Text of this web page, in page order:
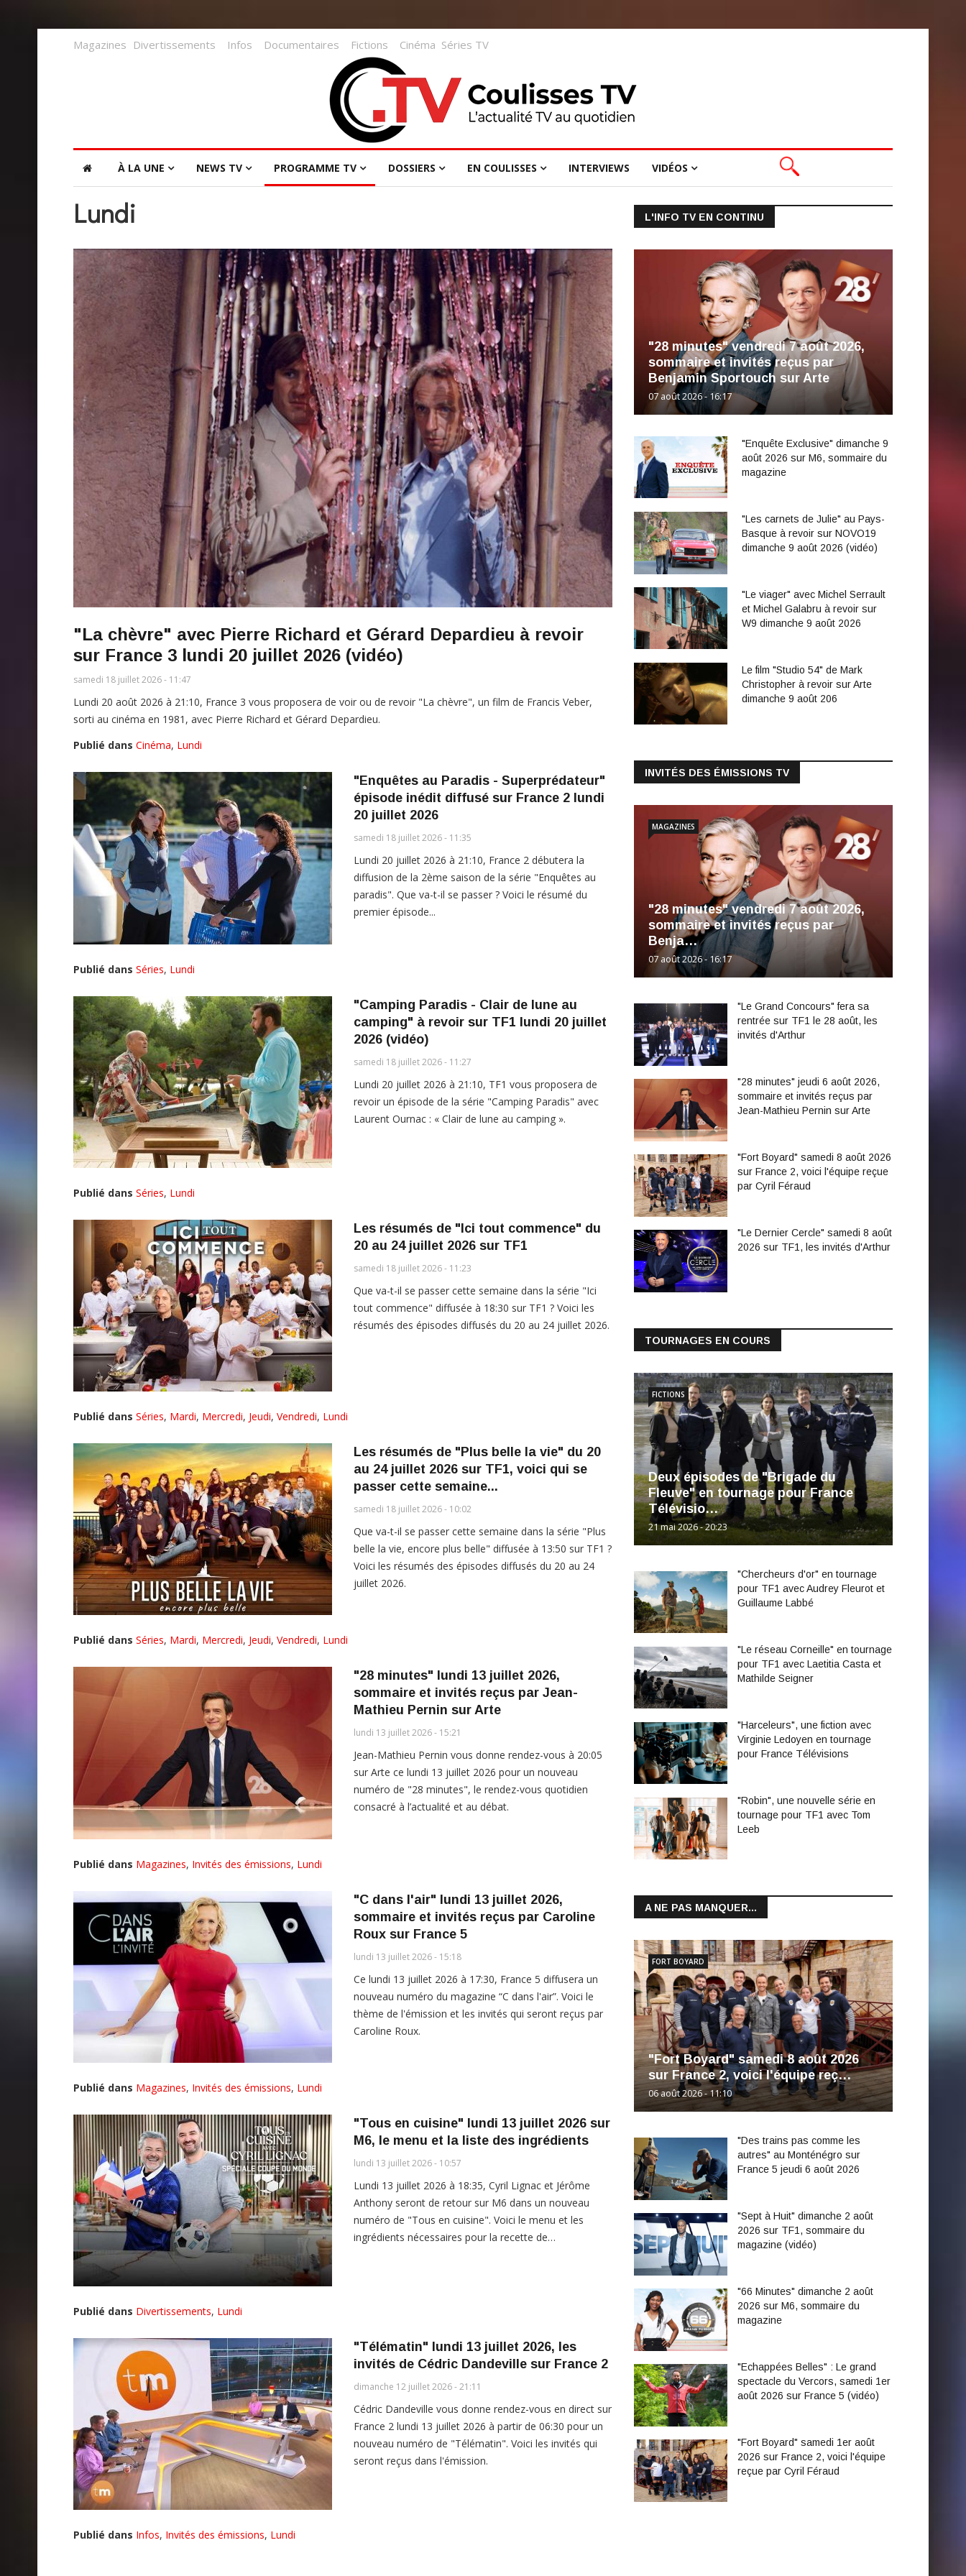
Magazines Divertissements Infos Documentaires Fictions Cinéma Séries TV
À LA UNE NEWS TV PROGRAMME TV DOSSIERS EN COULISSES INTERVIEWS VIDÉOS
Lundi
"La chèvre" avec Pierre Richard et Gérard Depardieu à revoir
sur France 3 lundi 20 juillet 2026 (vidéo)
samedi 18 juillet 2026 - 11:47
Lundi 20 août 2026 à 21:10, France 3 vous proposera de voir ou de revoir "La chèvre", un film de Francis Veber,
sorti au cinéma en 1981, avec Pierre Richard et Gérard Depardieu.
Publié dans Cinéma, Lundi
"Enquêtes au Paradis - Superprédateur"
épisode inédit diffusé sur France 2 lundi
20 juillet 2026
samedi 18 juillet 2026 - 11:35
Lundi 20 juillet 2026 à 21:10, France 2 débutera la
diffusion de la 2ème saison de la série "Enquêtes au
paradis". Que va-t-il se passer ? Voici le résumé du
premier épisode...
Publié dans Séries, Lundi
"Camping Paradis - Clair de lune au
camping" à revoir sur TF1 lundi 20 juillet
2026 (vidéo)
samedi 18 juillet 2026 - 11:27
Lundi 20 juillet 2026 à 21:10, TF1 vous proposera de
revoir un épisode de la série "Camping Paradis" avec
Laurent Ournac : « Clair de lune au camping ».
Publié dans Séries, Lundi
Les résumés de "Ici tout commence" du
20 au 24 juillet 2026 sur TF1
samedi 18 juillet 2026 - 11:23
Que va-t-il se passer cette semaine dans la série "Ici
tout commence" diffusée à 18:30 sur TF1 ? Voici les
résumés des épisodes diffusés du 20 au 24 juillet 2026.
Publié dans Séries, Mardi, Mercredi, Jeudi, Vendredi, Lundi
Les résumés de "Plus belle la vie" du 20
au 24 juillet 2026 sur TF1, voici qui se
passer cette semaine...
samedi 18 juillet 2026 - 10:02
Que va-t-il se passer cette semaine dans la série "Plus
belle la vie, encore plus belle" diffusée à 13:50 sur TF1 ?
Voici les résumés des épisodes diffusés du 20 au 24
juillet 2026.
Publié dans Séries, Mardi, Mercredi, Jeudi, Vendredi, Lundi
"28 minutes" lundi 13 juillet 2026,
sommaire et invités reçus par Jean-
Mathieu Pernin sur Arte
lundi 13 juillet 2026 - 15:21
Jean-Mathieu Pernin vous donne rendez-vous à 20:05
sur Arte ce lundi 13 juillet 2026 pour un nouveau
numéro de "28 minutes", le rendez-vous quotidien
consacré à l’actualité et au débat.
Publié dans Magazines, Invités des émissions, Lundi
"C dans l'air" lundi 13 juillet 2026,
sommaire et invités reçus par Caroline
Roux sur France 5
lundi 13 juillet 2026 - 15:18
Ce lundi 13 juillet 2026 à 17:30, France 5 diffusera un
nouveau numéro du magazine “C dans l'air”. Voici le
thème de l'émission et les invités qui seront reçus par
Caroline Roux.
Publié dans Magazines, Invités des émissions, Lundi
"Tous en cuisine" lundi 13 juillet 2026 sur
M6, le menu et la liste des ingrédients
lundi 13 juillet 2026 - 10:57
Lundi 13 juillet 2026 à 18:35, Cyril Lignac et Jérôme
Anthony seront de retour sur M6 dans un nouveau
numéro de "Tous en cuisine". Voici le menu et les
ingrédients nécessaires pour la recette de…
Publié dans Divertissements, Lundi
"Télématin" lundi 13 juillet 2026, les
invités de Cédric Dandeville sur France 2
dimanche 12 juillet 2026 - 21:11
Cédric Dandeville vous donne rendez-vous en direct sur
France 2 lundi 13 juillet 2026 à partir de 06:30 pour un
nouveau numéro de "Télématin". Voici les invités qui
seront reçus dans l'émission.
Publié dans Infos, Invités des émissions, Lundi
L'INFO TV EN CONTINU
"28 minutes" vendredi 7 août 2026,
sommaire et invités reçus par
Benjamin Sportouch sur Arte
07 août 2026 - 16:17
"Enquête Exclusive" dimanche 9
août 2026 sur M6, sommaire du
magazine
"Les carnets de Julie" au Pays-
Basque à revoir sur NOVO19
dimanche 9 août 2026 (vidéo)
"Le viager" avec Michel Serrault
et Michel Galabru à revoir sur
W9 dimanche 9 août 2026
Le film "Studio 54" de Mark
Christopher à revoir sur Arte
dimanche 9 août 206
INVITÉS DES ÉMISSIONS TV
"28 minutes" vendredi 7 août 2026,
sommaire et invités reçus par
Benja…
07 août 2026 - 16:17
MAGAZINES
"Le Grand Concours" fera sa
rentrée sur TF1 le 28 août, les
invités d'Arthur
"28 minutes" jeudi 6 août 2026,
sommaire et invités reçus par
Jean-Mathieu Pernin sur Arte
"Fort Boyard" samedi 8 août 2026
sur France 2, voici l'équipe reçue
par Cyril Féraud
"Le Dernier Cercle" samedi 8 août
2026 sur TF1, les invités d'Arthur
TOURNAGES EN COURS
Deux épisodes de "Brigade du
Fleuve" en tournage pour France
Télévisio…
21 mai 2026 - 20:23
FICTIONS
"Chercheurs d'or" en tournage
pour TF1 avec Audrey Fleurot et
Guillaume Labbé
"Le réseau Corneille" en tournage
pour TF1 avec Laetitia Casta et
Mathilde Seigner
"Harceleurs", une fiction avec
Virginie Ledoyen en tournage
pour France Télévisions
"Robin", une nouvelle série en
tournage pour TF1 avec Tom
Leeb
A NE PAS MANQUER...
"Fort Boyard" samedi 8 août 2026
sur France 2, voici l'équipe reç…
06 août 2026 - 11:10
FORT BOYARD
"Des trains pas comme les
autres" au Monténégro sur
France 5 jeudi 6 août 2026
"Sept à Huit" dimanche 2 août
2026 sur TF1, sommaire du
magazine (vidéo)
"66 Minutes" dimanche 2 août
2026 sur M6, sommaire du
magazine
"Echappées Belles" : Le grand
spectacle du Vercors, samedi 1er
août 2026 sur France 5 (vidéo)
"Fort Boyard" samedi 1er août
2026 sur France 2, voici l'équipe
reçue par Cyril Féraud